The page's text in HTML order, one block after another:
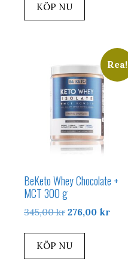
var:
KÖP NU
Rea!
BeKeto Whey Chocolate +
MCT 300 g
345,00kr Det
var:
276,00 krDet
KÖP NU